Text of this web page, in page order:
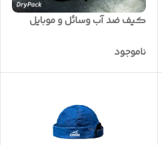
کیف ضد آب وسائل و موبایل
ناموجود